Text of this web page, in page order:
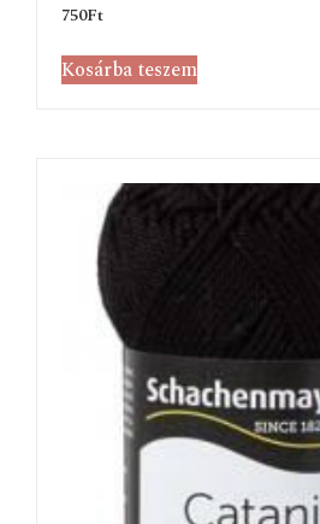
750Ft
Kosárba teszem